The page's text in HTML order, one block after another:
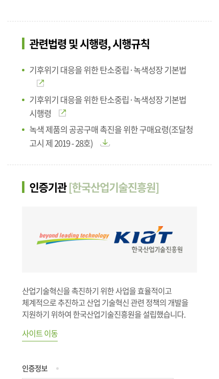
관련법령 및 시행령, 시행규칙
기후위기 대응을 위한 탄소중립·녹색성장 기본법
기후위기 대응을 위한 탄소중립·녹색성장 기본법
시행령
녹색 제품의 공공구매 촉진을 위한 구매요령(조달청
고시 제 2019 - 28호)
인증기관[한국산업기술진흥원]
산업기술혁신을 촉진하기 위한 사업을 효율적이고
체계적으로 추진하고 산업 기술혁신 관련 정책의 개발을
지원하기 위하여 한국산업기술진흥원을 설립했습니다.
사이트 이동
인증정보